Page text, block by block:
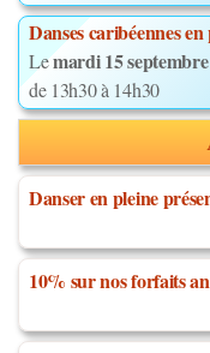
Danses caribéennes
Lemardi 15
de 13h30 à 14h30
Danser en pleine
10% sur nos forfaits